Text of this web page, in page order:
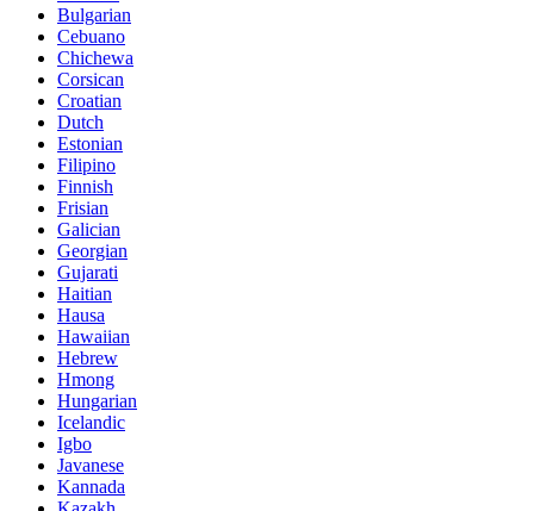
Bulgarian
Cebuano
Chichewa
Corsican
Croatian
Dutch
Estonian
Filipino
Finnish
Frisian
Galician
Georgian
Gujarati
Haitian
Hausa
Hawaiian
Hebrew
Hmong
Hungarian
Icelandic
Igbo
Javanese
Kannada